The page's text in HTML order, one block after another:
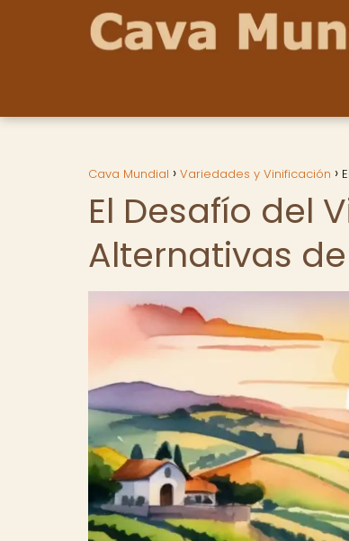
Cava Mundial Variedades y Vinificación
El Desafío del
Alternativas